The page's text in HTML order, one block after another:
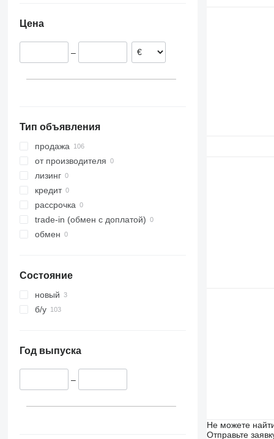
Нидерланды
Испания
Цена
–
Тип объявления
продажа
от производителя
лизинг
кредит
рассрочка
trade-in (обмен с доплатой)
обмен
Состояние
новый
б/у
Год выпуска
–
Не можете
Отправьте